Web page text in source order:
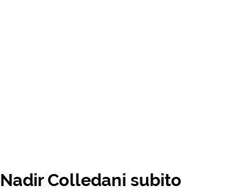
Nadir Colledani subito